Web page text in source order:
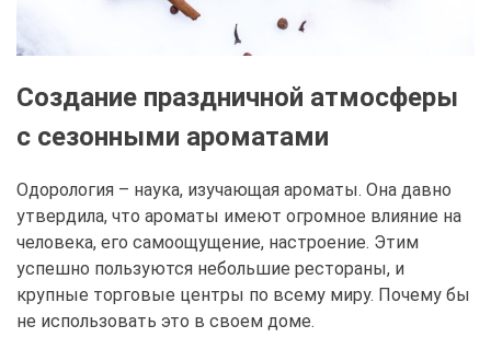
Создание праздничной атмосферы
с сезонными ароматами
Одорология – наука, изучающая ароматы. Она давно
утвердила, что ароматы имеют огромное влияние на
человека, его самоощущение, настроение. Этим
успешно пользуются небольшие рестораны, и
крупные торговые центры по всему миру. Почему бы
не использовать это в своем доме.